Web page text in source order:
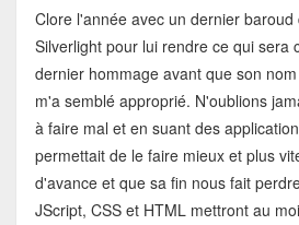
Clore l'année avec un dernier
Silverlight pour lui rendre ce qui sera
dernier hommage avant que son
m'a semblé approprié. N'oublions
à faire mal et en suant des
permettait de le faire mieux et plus
d'avance et que sa fin nous fait
JScript, CSS et HTML mettront au